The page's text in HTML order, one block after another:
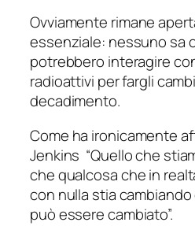
Ovviamente rimane
essenziale: nessuno sa
potrebbero interagire
radioattivi per fargli
decadimento.
Come ha ironicamente
Jenkins “Quello che
che qualcosa che in
con nulla stia
può essere cambiato”.